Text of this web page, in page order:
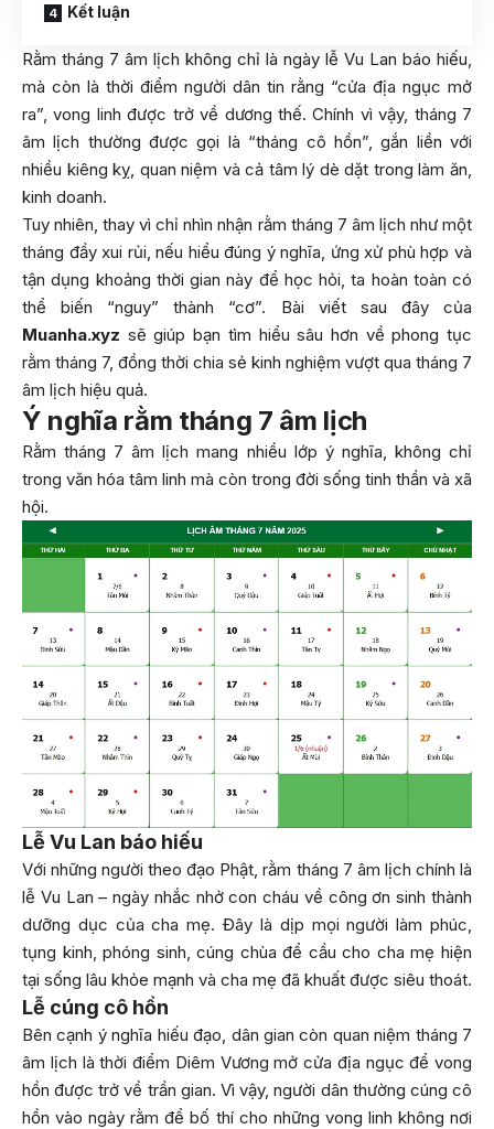
Kết luận
Rằm tháng 7 âm lịch không chỉ là ngày lễ Vu Lan báo hiếu,
mà còn là thời điểm người dân tin rằng “cửa địa ngục mở
ra”, vong linh được trở về dương thế. Chính vì vậy, tháng 7
âm lịch thường được gọi là “tháng cô hồn”, gắn liền với
nhiều kiêng kỵ, quan niệm và cả tâm lý dè dặt trong làm ăn,
kinh doanh.
Tuy nhiên, thay vì chỉ nhìn nhận rằm tháng 7 âm lịch như một
tháng đầy xui rủi, nếu hiểu đúng ý nghĩa, ứng xử phù hợp và
tận dụng khoảng thời gian này để học hỏi, ta hoàn toàn có
thể biến “nguy” thành “cơ”. Bài viết sau đây của
Muanha.xyz sẽ giúp bạn tìm hiểu sâu hơn về phong tục
rằm tháng 7, đồng thời chia sẻ kinh nghiệm vượt qua tháng 7
âm lịch hiệu quả.
Ý nghĩa rằm tháng 7 âm lịch
Rằm tháng 7 âm lịch mang nhiều lớp ý nghĩa, không chỉ
trong văn hóa tâm linh mà còn trong đời sống tinh thần và xã
hội.
Lễ Vu Lan báo hiếu
Với những người theo đạo Phật, rằm tháng 7 âm lịch chính là
lễ Vu Lan – ngày nhắc nhở con cháu về công ơn sinh thành
dưỡng dục của cha mẹ. Đây là dịp mọi người làm phúc,
tụng kinh, phóng sinh, cúng chùa để cầu cho cha mẹ hiện
tại sống lâu khỏe mạnh và cha mẹ đã khuất được siêu thoát.
Lễ cúng cô hồn
Bên cạnh ý nghĩa hiếu đạo, dân gian còn quan niệm tháng 7
âm lịch là thời điểm Diêm Vương mở cửa địa ngục để vong
hồn được trở về trần gian. Vì vậy, người dân thường cúng cô
hồn vào ngày rằm để bố thí cho những vong linh không nơi